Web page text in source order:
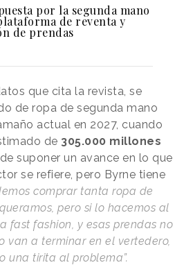
por la segunda mano
de reventa y
de prendas
que cita la revista, se
de ropa de segunda mano
actual en 2027, cuando
de 305.000 millones
suponer un avance en lo que
se refiere, pero Byrne tiene
comprar tanta ropa de
pero si lo hacemos al
fast fashion, y esas prendas no
van a terminar en el vertedero,
una tirita al problema”.